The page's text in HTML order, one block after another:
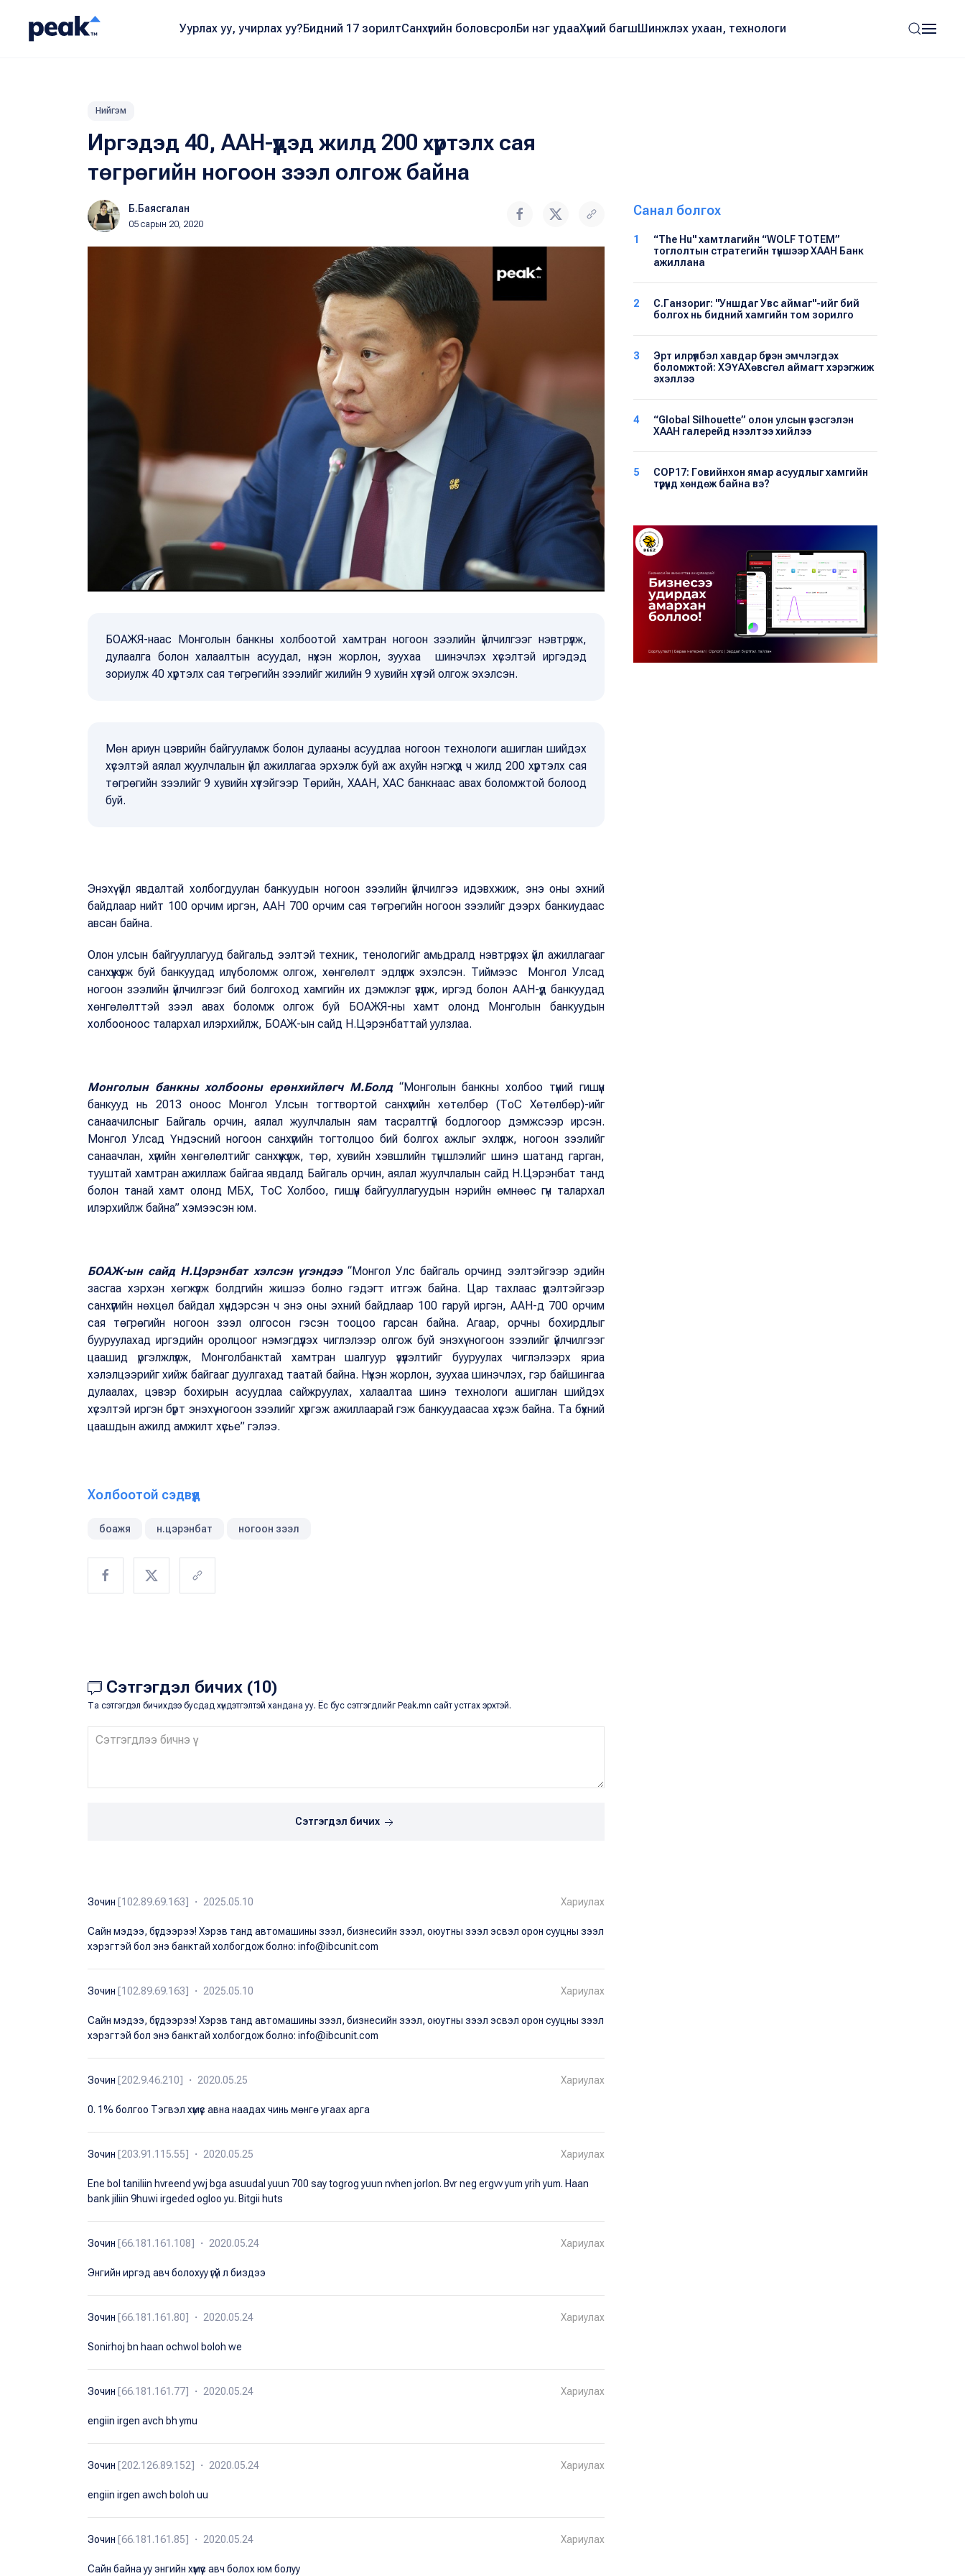
Уурлах уу, учирлах уу?Бидний 17 зорилтСанхүүгийн боловсролБи нэг удааХүний багшШинжлэх ухаан, технологи
Нийгэм
Иргэдэд 40, ААН-үүдэд жилд 200 хүртэлх сая
төгрөгийн ногоон зээл олгож байна
Б.Баясгалан
05 сарын 20, 2020
БОАЖЯ-наас Монголын банкны холбоотой хамтран ногоон зээлийн үйлчилгээг нэвтрүүлж,
дулаалга болон халаалтын асуудал, нүхэн жорлон, зуухаа шинэчлэх хүсэлтэй иргэдэд
зориулж 40 хүртэлх сая төгрөгийн зээлийг жилийн 9 хувийн хүүтэй олгож эхэлсэн.
Мөн ариун цэврийн байгууламж болон дулааны асуудлаа ногоон технологи ашиглан шийдэх
хүсэлтэй аялал жуулчлалын үйл ажиллагаа эрхэлж буй аж ахуйн нэгжүүд ч жилд 200 хүртэлх сая
төгрөгийн зээлийг 9 хувийн хүүтэйгээр Төрийн, ХААН, ХАС банкнаас авах боломжтой болоод
буй.
Энэхүү үйл явдалтай холбогдуулан банкуудын ногоон зээлийн үйлчилгээ идэвхжиж, энэ оны эхний
байдлаар нийт 100 орчим иргэн, ААН 700 орчим сая төгрөгийн ногоон зээлийг дээрх банкиудаас
авсан байна.
Олон улсын байгууллагууд байгальд ээлтэй техник, тенологийг амьдралд нэвтрүүлэх үйл ажиллагааг
санхүүжүүлж буй банкуудад илүү боломж олгож, хөнгөлөлт эдлүүлж эхэлсэн. Тиймээс Монгол Улсад
ногоон зээлийн үйлчилгээг бий болгоход хамгийн их дэмжлэг үзүүлж, иргэд болон ААН-үүд банкуудад
хөнгөлөлттэй зээл авах боломж олгож буй БОАЖЯ-ны хамт олонд Монголын банкуудын
холбооноос талархал илэрхийлж, БОАЖ-ын сайд Н.Цэрэнбаттай уулзлаа.
Монголын банкны холбооны ерөнхийлөгч М.Болд“Монголын банкны холбоо түүний гишүүн
банкууд нь 2013 оноос Монгол Улсын тогтвортой санхүүгийн хөтөлбөр (ТоС Хөтөлбөр)-ийг
санаачилсныг Байгаль орчин, аялал жуулчлалын яам тасралтгүй бодлогоор дэмжсээр ирсэн.
Монгол Улсад Үндэсний ногоон санхүүгийн тогтолцоо бий болгох ажлыг эхлүүлж, ногоон зээлийг
санаачлан, хүүгийн хөнгөлөлтийг санхүүжүүлж, төр, хувийн хэвшлийн түншлэлийг шинэ шатанд гарган,
тууштай хамтран ажиллаж байгаа явдалд Байгаль орчин, аялал жуулчлалын сайд Н.Цэрэнбат танд
болон танай хамт олонд МБХ, ТоС Холбоо, гишүүн байгууллагуудын нэрийн өмнөөс гүн талархал
илэрхийлж байна” хэмээсэн юм.
БОАЖ-ын сайд Н.Цэрэнбат хэлсэн үгэндээ“Монгол Улс байгаль орчинд ээлтэйгээр эдийн
засгаа хэрхэн хөгжүүлж болдгийн жишээ болно гэдэгт итгэж байна. Цар тахлаас үүдэлтэйгээр
санхүүгийн нөхцөл байдал хүндэрсэн ч энэ оны эхний байдлаар 100 гаруй иргэн, ААН-д 700 орчим
сая төгрөгийн ногоон зээл олгосон гэсэн тооцоо гарсан байна. Агаар, орчны бохирдлыг
бууруулахад иргэдийн оролцоог нэмэгдүүлэх чиглэлээр олгож буй энэхүү ногоон зээлийг үйлчилгээг
цаашид үргэлжлүүлж, Монголбанктай хамтран шалгуур үзүүлэлтийг бууруулах чиглэлээрх яриа
хэлэлцээрийг хийж байгааг дуулгахад таатай байна. Нүхэн жорлон, зуухаа шинэчлэх, гэр байшингаа
дулаалах, цэвэр бохирын асуудлаа сайжруулах, халаалтаа шинэ технологи ашиглан шийдэх
хүсэлтэй иргэн бүрт энэхүү ногоон зээлийг хүргэж ажиллаарай гэж банкуудаасаа хүсэж байна. Та бүхний
цаашдын ажилд амжилт хүсье” гэлээ.
Холбоотой сэдвүүд
боажя н.цэрэнбат ногоон зээл
Сэтгэгдэл бичих (10)
Та сэтгэгдэл бичихдээ бусдад хүндэтгэлтэй хандана уу. Ёс бус сэтгэгдлийг Peak.mn сайт устгах эрхтэй.
Сэтгэгдэл бичих
Зочин [102.89.69.163] ・ 2025.05.10 Хариулах
Сайн мэдээ, бүгдээрээ! Хэрэв танд автомашины зээл, бизнесийн зээл, оюутны зээл эсвэл орон сууцны зээл
хэрэгтэй бол энэ банктай холбогдож болно: info@ibcunit.com
Зочин [102.89.69.163] ・ 2025.05.10 Хариулах
Сайн мэдээ, бүгдээрээ! Хэрэв танд автомашины зээл, бизнесийн зээл, оюутны зээл эсвэл орон сууцны зээл
хэрэгтэй бол энэ банктай холбогдож болно: info@ibcunit.com
Зочин [202.9.46.210] ・ 2020.05.25 Хариулах
0. 1% болгоо Тэгвэл хүмүүс авна наадах чинь мөнгө угаах арга
Зочин [203.91.115.55] ・ 2020.05.25 Хариулах
Ene bol taniliin hvreend ywj bga asuudal yuun 700 say togrog yuun nvhen jorlon. Bvr neg ergvv yum yrih yum. Haan
bank jiliin 9huwi irgeded ogloo yu. Bitgii huts
Зочин [66.181.161.108] ・ 2020.05.24 Хариулах
Энгийн иргэд авч болохуу үгүй л биздээ
Зочин [66.181.161.80] ・ 2020.05.24 Хариулах
Sonirhoj bn haan ochwol boloh we
Зочин [66.181.161.77] ・ 2020.05.24 Хариулах
engiin irgen avch bh ymu
Зочин [202.126.89.152] ・ 2020.05.24 Хариулах
engiin irgen awch boloh uu
Зочин [66.181.161.85] ・ 2020.05.24 Хариулах
Сайн байна уу энгийн хүмүүс авч болох юм болуу
Санал болгох
1
“The Hu" хамтлагийн “WOLF TOTEM”
тоглолтын стратегийн түншээр ХААН Банк
ажиллана
2
С.Ганзориг: "Уншдаг Увс аймаг"-ийг бий
болгох нь бидний хамгийн том зорилго
3
Эрт илрүүлбэл хавдар бүрэн эмчлэгдэх
боломжтой: ХЭҮА​Хөвсгөл аймагт хэрэгжиж
эхэллээ
4
“Global Silhouette” олон улсын үзэсгэлэн
ХААН галерейд нээлтээ хийлээ
5
COP17: Говийнхон ямар асуудлыг хамгийн
түрүүнд хөндөж байна вэ?